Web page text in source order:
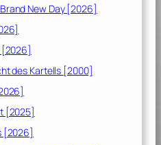
New Day [2026]
[2026]
des Kartells [2000]
[2025]
[2026]